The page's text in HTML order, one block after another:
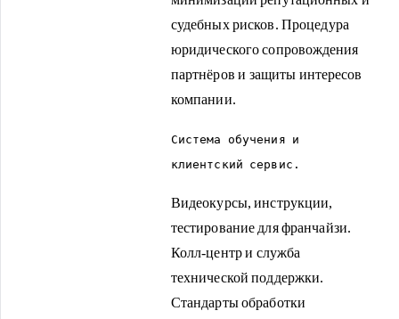
судебных рисков. Процедура
юридического сопровождения
партнёров и защиты интересов
компании.
Система обучения и
клиентский сервис.
Видеокурсы, инструкции,
тестирование для франчайзи.
Колл-центр и служба
технической поддержки.
Стандарты обработки